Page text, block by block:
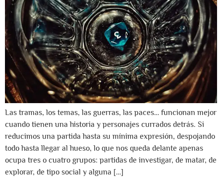
Las tramas, los temas, las guerras, las paces… funcionan mejor
cuando tienen una historia y personajes currados detrás. Si
reducimos una partida hasta su mínima expresión, despojando
todo hasta llegar al hueso, lo que nos queda delante apenas
ocupa tres o cuatro grupos: partidas de investigar, de matar, de
explorar, de tipo social y alguna […]